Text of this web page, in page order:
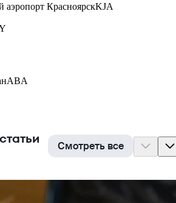
КрасноярскKJA
ABA
Смотреть все